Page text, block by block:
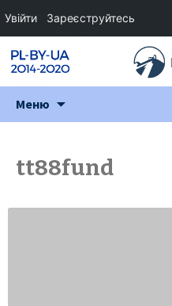
Меню
tt88fund
Увійти Зареєструйтесь